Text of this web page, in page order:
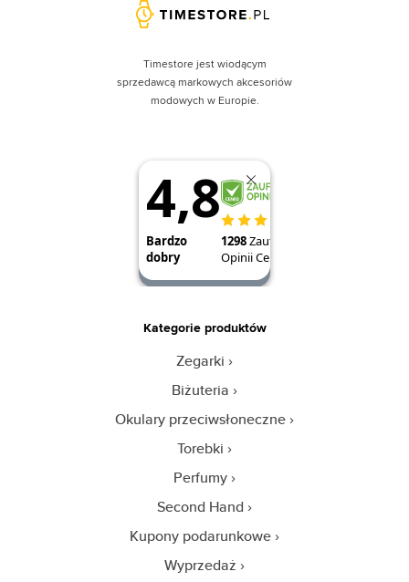
Timestore jest wiodącym
sprzedawcą markowych akcesoriów
modowych w Europie.
Kategorie produktów
Zegarki
Biżuteria
Okulary przeciwsłoneczne
Torebki
Perfumy
Second Hand
Kupony podarunkowe
Wyprzedaż